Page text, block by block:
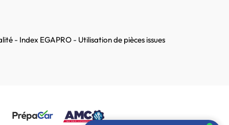
- Index EGAPRO - Utilisation de pièces issues